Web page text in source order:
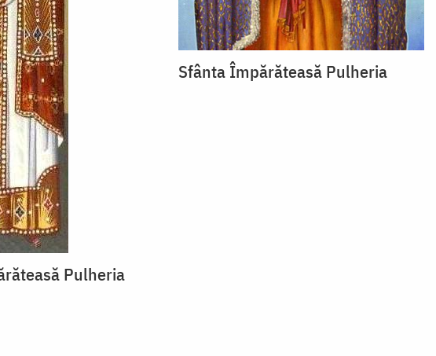
Pulheria
Sfânta Împărăteasă Pulheria